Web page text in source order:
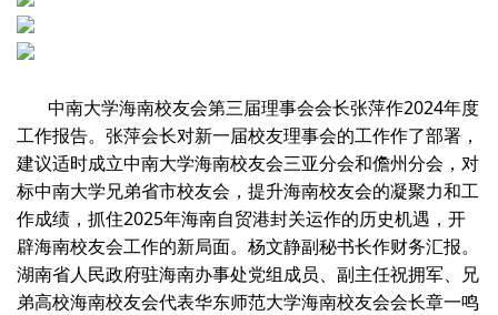
中南大学海南校友会第三届理事会会长张萍作2024年度
工作报告。张萍会长对新一届校友理事会的工作作了部署，
建议适时成立中南大学海南校友会三亚分会和儋州分会，对
标中南大学兄弟省市校友会，提升海南校友会的凝聚力和工
作成绩，抓住2025年海南自贸港封关运作的历史机遇，开
辟海南校友会工作的新局面。杨文静副秘书长作财务汇报。
湖南省人民政府驻海南办事处党组成员、副主任祝拥军、兄
弟高校海南校友会代表华东师范大学海南校友会会长章一鸣